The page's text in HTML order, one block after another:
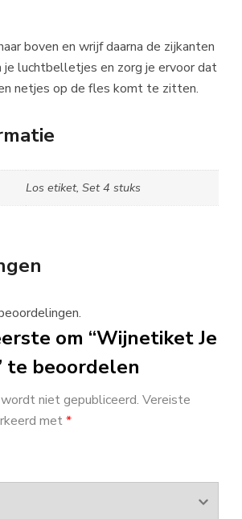
boven en wrijf daarna de zijkanten
je luchtbelletjes en zorg je ervoor dat
netjes op de fles komt te zitten.
Los etiket, Set 4 stuks
om “Wijnetiket Je
te beoordelen
niet gepubliceerd. Vereiste
met*